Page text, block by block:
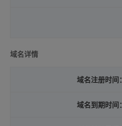
域名详情
域名注册时间：
域名到期时间：